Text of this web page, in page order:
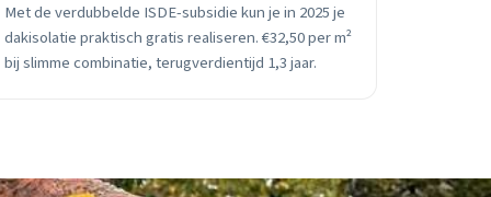
Met de verdubbelde ISDE-subsidie kun je in 2025 je
dakisolatie praktisch gratis realiseren. €32,50 per m²
bij slimme combinatie, terugverdientijd 1,3 jaar.